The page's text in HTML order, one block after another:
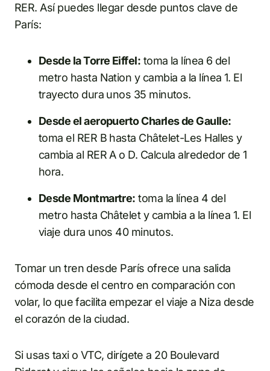
RER. Así puedes llegar desde puntos clave de
París:
Desde la Torre Eiffel: toma la línea 6 del
metro hasta Nation y cambia a la línea 1. El
trayecto dura unos 35 minutos.
Desde el aeropuerto Charles de Gaulle:
toma el RER B hasta Châtelet-Les Halles y
cambia al RER A o D. Calcula alrededor de 1
hora.
Desde Montmartre: toma la línea 4 del
metro hasta Châtelet y cambia a la línea 1. El
viaje dura unos 40 minutos.
Tomar un tren desde París ofrece una salida
cómoda desde el centro en comparación con
volar, lo que facilita empezar el viaje a Niza desde
el corazón de la ciudad.
Si usas taxi o VTC, dirígete a 20 Boulevard